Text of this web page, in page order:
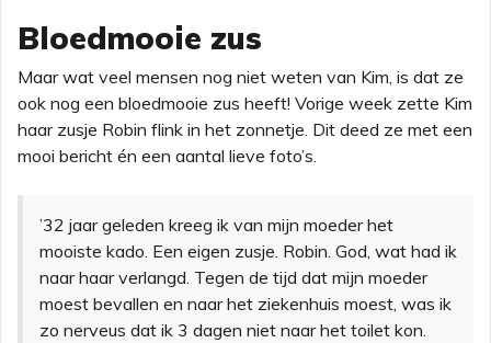
Bloedmooie zus
Maar wat veel mensen nog niet weten van Kim, is dat ze
ook nog een bloedmooie zus heeft! Vorige week zette Kim
haar zusje Robin flink in het zonnetje. Dit deed ze met een
mooi bericht én een aantal lieve foto’s.
’32 jaar geleden kreeg ik van mijn moeder het
mooiste kado. Een eigen zusje. Robin. God, wat had ik
naar haar verlangd. Tegen de tijd dat mijn moeder
moest bevallen en naar het ziekenhuis moest, was ik
zo nerveus dat ik 3 dagen niet naar het toilet kon.